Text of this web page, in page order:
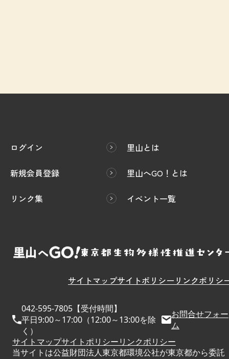
ログイン
新規会員登録
リンク集
里山とは
里山へGO！とは
イベント一覧
サイトマップサイトポリシー リンクポリシ
042-595-7805【受付時間】
平日9:00～17:00（12:00～13:00を除
く）
お問合せフォー
ム
サイトマップサイトポリシーリンクポリシー
当サイトは公益財団法人東京都環境公社が東京都から委託